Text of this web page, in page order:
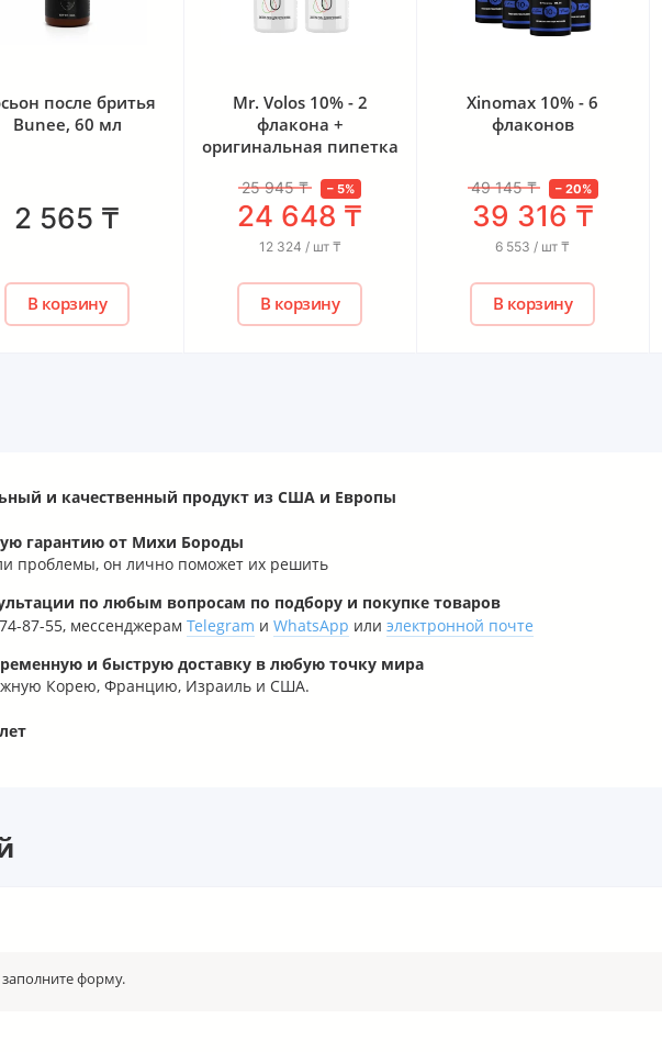
Mr. Volos 10% - 2
флакона +
24 648₸
В корзину
Xinomax 10% - 6
флаконов
49 145₸ –20%
39 316₸
6 553 / шт₸
В корзину
Спрей-активатор для
роста волос Minofast
7 799₸
В корзину
и качественный продукт из США и Европы
гарантию от Михи Бороды
проблемы, он лично поможет их решить
по любым вопросам по подбору и покупке товаров
87-55, мессенджерам Telegram и WhatsApp или электронной почте
и быструю доставку в любую точку мира
Корею, Францию, Израиль и США.
заполните форму.